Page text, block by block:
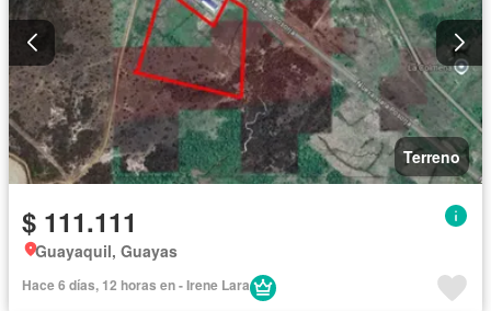
Terreno
$ 111.111
Guayaquil, Guayas
Hace 6 días, 12 horas en - Irene Lara